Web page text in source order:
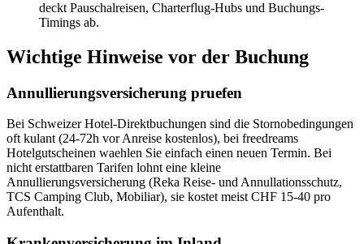
deckt Pauschalreisen, Charterflug-Hubs und Buchungs-
Timings ab.
Wichtige Hinweise vor der Buchung
Annullierungsversicherung pruefen
Bei Schweizer Hotel-Direktbuchungen sind die Stornobedingungen
oft kulant (24-72h vor Anreise kostenlos), bei freedreams
Hotelgutscheinen waehlen Sie einfach einen neuen Termin. Bei
nicht erstattbaren Tarifen lohnt eine kleine
Annullierungsversicherung (Reka Reise- und Annullationsschutz,
TCS Camping Club, Mobiliar), sie kostet meist CHF 15-40 pro
Aufenthalt.